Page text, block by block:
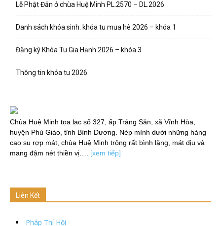
Lễ Phật Đản ở chùa Huệ Minh PL.2570 – DL.2026
Danh sách khóa sinh: khóa tu mua hè 2026 – khóa 1
Đăng ký Khóa Tu Gia Hạnh 2026 – khóa 3
Thông tin khóa tu 2026
Chùa Huệ Minh tọa lạc số 327, ấp Trảng Săn, xã Vĩnh Hòa,
huyện Phú Giáo, tỉnh Bình Dương. Nép mình dưới những hàng
cao su rợp mát, chùa Huệ Minh trông rất bình lặng, mát dịu và
mang đậm nét thiền vị…. [xem tiếp]
Liên Kết
Pháp Thí Hội